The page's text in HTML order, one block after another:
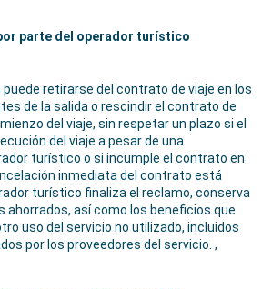
parte del operador turístico
retirarse del contrato de viaje en los
de la salida o rescindir el contrato de
del viaje, sin respetar un plazo si el
del viaje a pesar de una
turístico o si incumple el contrato en
inmediata del contrato está
turístico finaliza el reclamo, conserva
ahorrados, así como los beneficios que
uso del servicio no utilizado, incluidos
por los proveedores del servicio. ,